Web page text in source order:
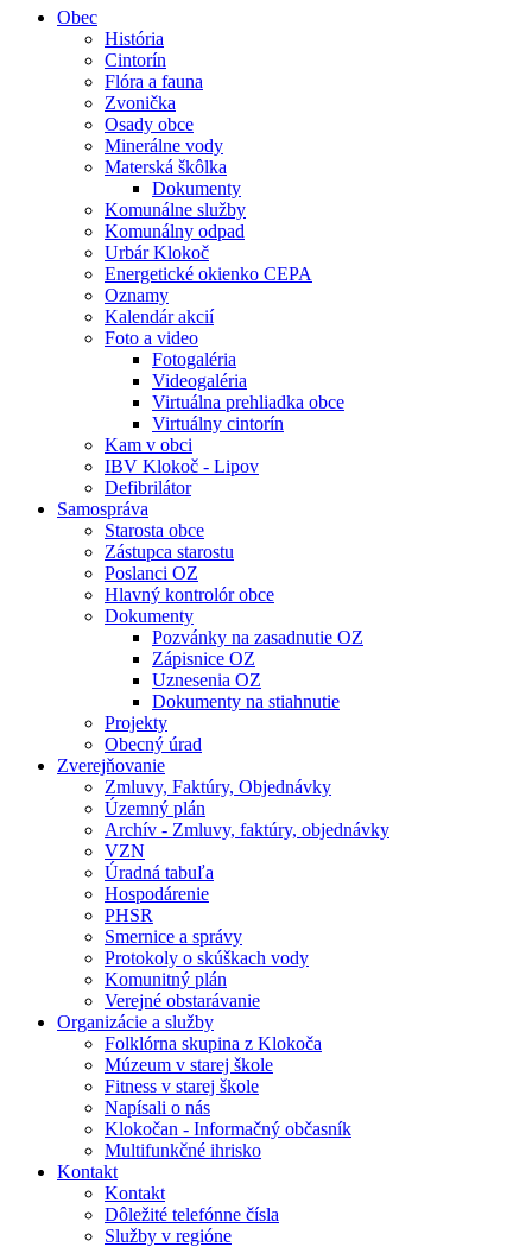
Obec
História
Cintorín
Flóra a fauna
Zvonička
Osady obce
Minerálne vody
Materská škôlka
Dokumenty
Komunálne služby
Komunálny odpad
Urbár Klokoč
Energetické okienko CEPA
Oznamy
Kalendár akcií
Foto a video
Fotogaléria
Videogaléria
Virtuálna prehliadka obce
Virtuálny cintorín
Kam v obci
IBV Klokoč - Lipov
Defibrilátor
Samospráva
Starosta obce
Zástupca starostu
Poslanci OZ
Hlavný kontrolór obce
Dokumenty
Pozvánky na zasadnutie OZ
Zápisnice OZ
Uznesenia OZ
Dokumenty na stiahnutie
Projekty
Obecný úrad
Zverejňovanie
Zmluvy, Faktúry, Objednávky
Územný plán
Archív - Zmluvy, faktúry, objednávky
VZN
Úradná tabuľa
Hospodárenie
PHSR
Smernice a správy
Protokoly o skúškach vody
Komunitný plán
Verejné obstarávanie
Organizácie a služby
Folklórna skupina z Klokoča
Múzeum v starej škole
Fitness v starej škole
Napísali o nás
Klokočan - Informačný občasník
Multifunkčné ihrisko
Kontakt
Kontakt
Dôležité telefónne čísla
Služby v regióne